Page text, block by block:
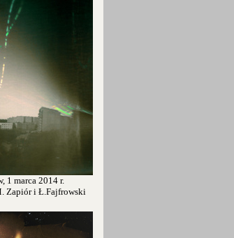
1 marca 2014 r.
Zapiór i Ł.Fajfrowski